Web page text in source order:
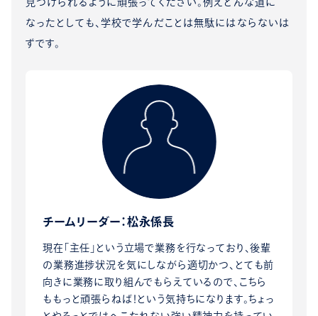
見つけられるように頑張ってください。例えどんな道に
なったとしても、学校で学んだことは無駄にはならないは
ずです。
チームリーダー：松永係長
現在「主任」という立場で業務を行なっており、後輩
の業務進捗状況を気にしながら適切かつ、とても前
向きに業務に取り組んでもらえているので、こちら
ももっと頑張らねば！という気持ちになります。ちょっ